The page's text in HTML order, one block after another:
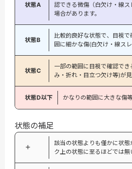
状態A
認できる微傷（白欠け・線ス
場合があります。
状態B
比較的良好な状態で、目視
囲に細かな傷(白欠け・線ス
状態C
一部の範囲に目視で確認で
み・折れ・目立つ欠け等)が見
状態D以下 かなりの範囲に大きな傷
状態の補足
＋
該当の状態よりも僅かに状
ク上の状態に至るほどでは無